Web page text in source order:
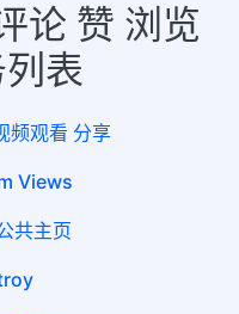
论 赞 浏览
表
频观看 分享
Views
共主页